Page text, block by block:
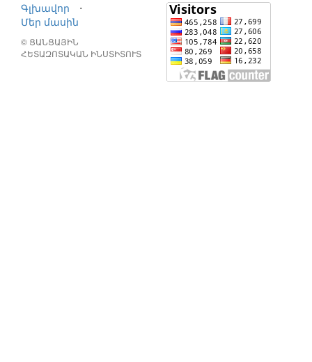
Գլխավոր
⋅
Մեր մասին
© ՑԱՆՑԱՅԻՆ
ՀԵՏԱԶՈՏԱԿԱՆ ԻՆՍՏԻՏՈՒՏ